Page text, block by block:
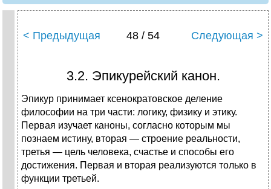
< Предыдущая 48 / 54 Следующая >
3.2. Эпикурейский канон.
Эпикур принимает ксенократовское деление
философии на три части: логику, физику и этику.
Первая изучает каноны, согласно которым мы
познаем истину, вторая — строение реальности,
третья — цель человека, счастье и способы его
достижения. Первая и вторая реализуются только в
функции третьей.